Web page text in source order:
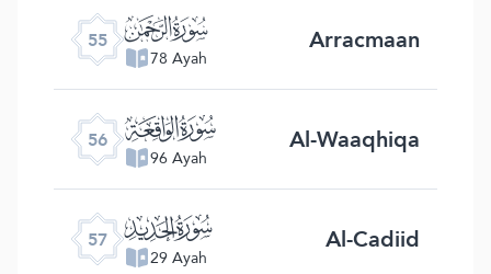
55 ﯤ
78 Ayah Arracmaan
56 ﯥ
96 Ayah Al-Waaqhiqa
57 ﯦ
29 Ayah Al-Cadiid